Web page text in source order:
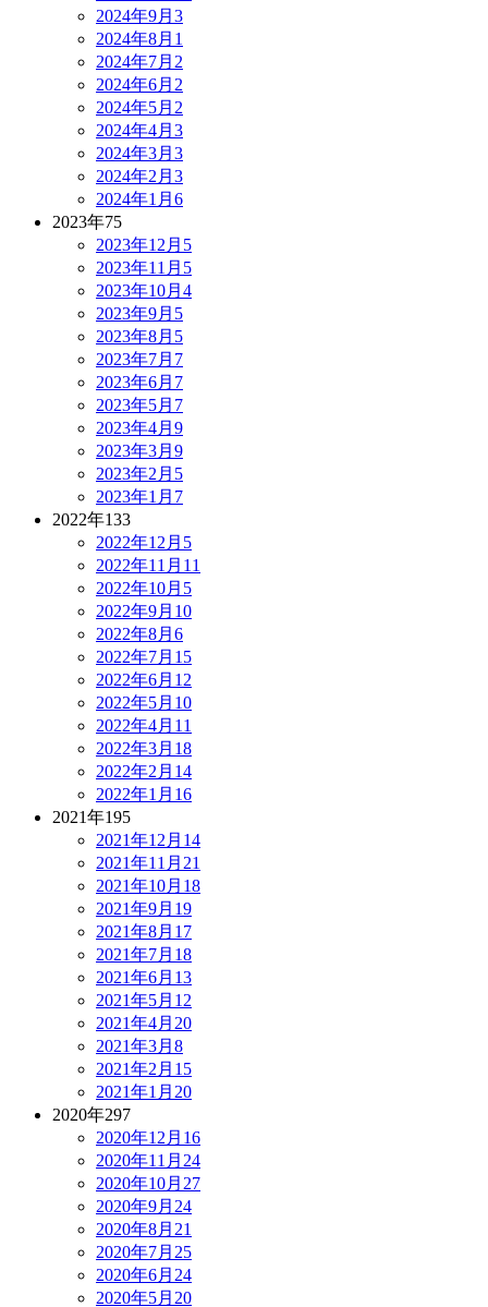
2024年9月 3
2024年8月 1
2024年7月 2
2024年6月 2
2024年5月 2
2024年4月 3
2024年3月 3
2024年2月 3
2024年1月 6
2023年75
2023年12月 5
2023年11月 5
2023年10月 4
2023年9月 5
2023年8月 5
2023年7月 7
2023年6月 7
2023年5月 7
2023年4月 9
2023年3月 9
2023年2月 5
2023年1月 7
2022年133
2022年12月 5
2022年11月 11
2022年10月 5
2022年9月 10
2022年8月 6
2022年7月 15
2022年6月 12
2022年5月 10
2022年4月 11
2022年3月 18
2022年2月 14
2022年1月 16
2021年195
2021年12月 14
2021年11月 21
2021年10月 18
2021年9月 19
2021年8月 17
2021年7月 18
2021年6月 13
2021年5月 12
2021年4月 20
2021年3月 8
2021年2月 15
2021年1月 20
2020年297
2020年12月 16
2020年11月 24
2020年10月 27
2020年9月 24
2020年8月 21
2020年7月 25
2020年6月 24
2020年5月 20